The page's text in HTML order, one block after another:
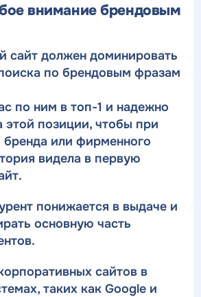
внимание брендовым
сайт должен доминировать
по брендовым фразам
по ним в топ-1 и надежно
этой позиции, чтобы при
бренда или фирменного
видела в первую
понижается в выдаче и
основную часть
сайтов в
таких как Google и